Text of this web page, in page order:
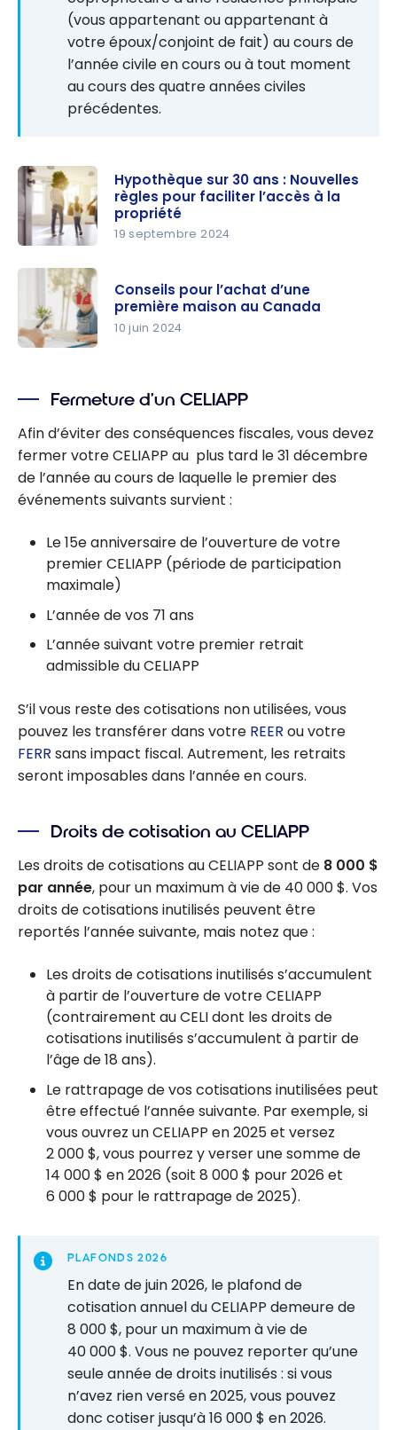
(vous appartenant ou appartenant à
votre époux/conjoint de fait) au cours de
l’année civile en cours ou à tout moment
au cours des quatre années civiles
précédentes.
e sur 30
ans :
Nouvelles
règles pour
l’accès à la
propriété
Hypothèque sur 30 ans : Nouvelles
règles pour faciliter l’accès à la
propriété
19 septembre 2024
l’achat
d’une
première
maison au
Canada
Conseils pour l’achat d’une
première maison au Canada
10 juin 2024
Fermeture d’un CELIAPP
Afin d’éviter des conséquences fiscales, vous devez
fermer votre CELIAPP au plus tard le 31 décembre
de l’année au cours de laquelle le premier des
événements suivants survient :
Le 15e anniversaire de l’ouverture de votre
premier CELIAPP (période de participation
maximale)
L’année de vos 71 ans
L’année suivant votre premier retrait
admissible du CELIAPP
S’il vous reste des cotisations non utilisées, vous
pouvez les transférer dans votre REER ou votre
FERR sans impact fiscal. Autrement, les retraits
seront imposables dans l’année en cours.
Droits de cotisation au CELIAPP
Les droits de cotisations au CELIAPP sont de 8 000 $
par année, pour un maximum à vie de 40 000 $. Vos
droits de cotisations inutilisés peuvent être
reportés l’année suivante, mais notez que :
Les droits de cotisations inutilisés s’accumulent
à partir de l’ouverture de votre CELIAPP
(contrairement au CELI dont les droits de
cotisations inutilisés s’accumulent à partir de
l’âge de 18 ans).
Le rattrapage de vos cotisations inutilisées peut
être effectué l’année suivante. Par exemple, si
vous ouvrez un CELIAPP en 2025 et versez
2 000 $, vous pourrez y verser une somme de
14 000 $ en 2026 (soit 8 000 $ pour 2026 et
6 000 $ pour le rattrapage de 2025).
PLAFONDS 2026
En date de juin 2026, le plafond de
cotisation annuel du CELIAPP demeure de
8 000 $, pour un maximum à vie de
40 000 $. Vous ne pouvez reporter qu’une
seule année de droits inutilisés : si vous
n’avez rien versé en 2025, vous pouvez
donc cotiser jusqu’à 16 000 $ en 2026.